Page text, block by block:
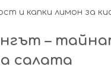
и капки лимон за
–
салата